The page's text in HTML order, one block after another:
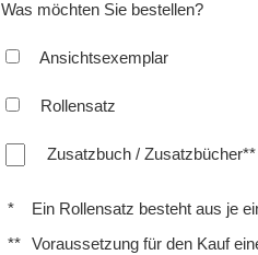
Was möchten Sie bestellen?
Ansichtsexemplar
Rollensatz
Zusatzbuch / Zusatzbücher**
*
Ein Rollensatz besteht aus je
**
Voraussetzung für den Kauf